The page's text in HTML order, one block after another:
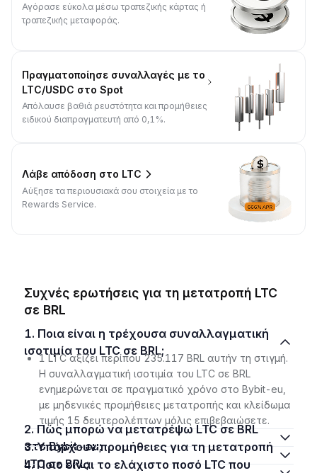
Αγόρασε εύκολα μέσω τραπεζικής κάρτας ή
τραπεζικής μεταφοράς.
Πραγματοποίησε συναλλαγές με το
LTC/USDC στο Spot
Απόλαυσε βαθιά ρευστότητα και προμήθειες
ειδικού διαπραγματευτή από 0,1%.
Λάβε απόδοση στο LTC
Αύξησε τα περιουσιακά σου στοιχεία με το
Rewards Service.
Συχνές ερωτήσεις για τη μετατροπή LTC
σε BRL
1. Ποια είναι η τρέχουσα συναλλαγματική
ισοτιμία του LTC σε BRL;
1 LTC αξίζει περίπου 235.117 BRL αυτήν τη στιγμή.
Η συναλλαγματική ισοτιμία του LTC σε BRL
ενημερώνεται σε πραγματικό χρόνο στο Bybit-eu,
με μηδενικές προμήθειες μετατροπής και κλείδωμα
τιμής 15 δευτερολέπτων μόλις επιβεβαιώσετε.
2. Πώς μπορώ να μετατρέψω LTC σε BRL
στο Bybit-eu;
3. Υπάρχουν προμήθειες για τη μετατροπή
LTC σε BRL;
4. Ποιο είναι το ελάχιστο ποσό LTC που